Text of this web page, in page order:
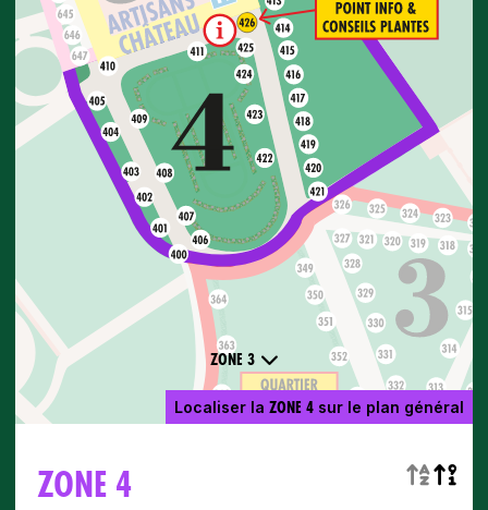
Localiser la ZONE 4sur le plan général
ZONE 3
ZONE 4